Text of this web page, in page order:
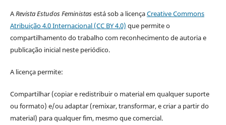
ARevista Estudos Feministasestá sob a licençaCreative Commons
Atribuição 4.0 Internacional (CC BY 4.0) que permite o
compartilhamento do trabalho com reconhecimento de autoria e
publicação inicial neste periódico.
A licença permite:
Compartilhar (copiar e redistribuir o material em qualquer suporte
ou formato) e/ou adaptar (remixar, transformar, e criar a partir do
material) para qualquer fim, mesmo que comercial.